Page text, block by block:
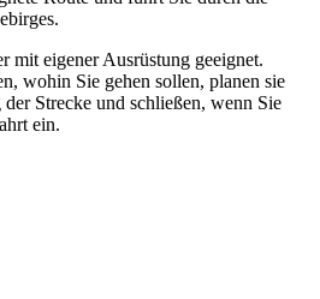
mit eigener Ausrüstung geeignet.
wohin Sie gehen sollen, planen sie
Strecke und schließen, wenn Sie
ein.